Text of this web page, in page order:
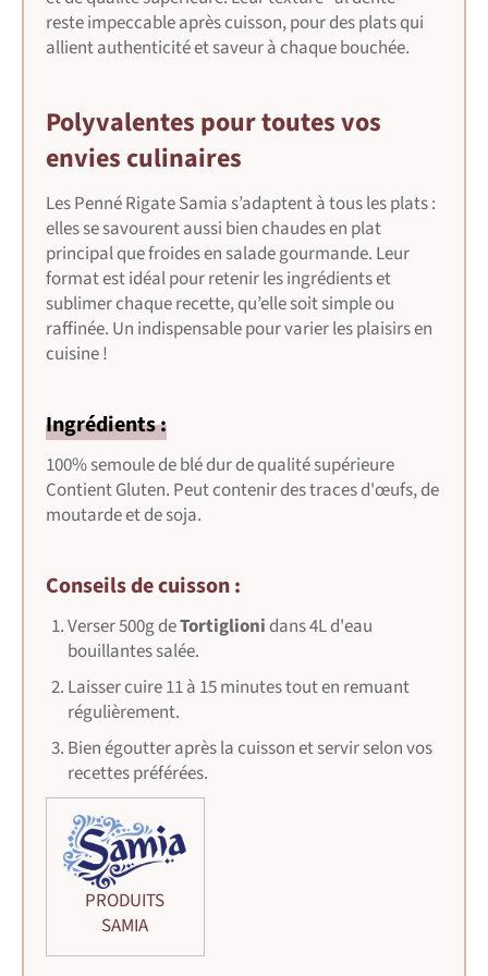
reste impeccable après cuisson, pour des plats qui
allient authenticité et saveur à chaque bouchée.
Polyvalentes pour toutes vos
envies culinaires
Les Penné Rigate Samia s’adaptent à tous les plats :
elles se savourent aussi bien chaudes en plat
principal que froides en salade gourmande. Leur
format est idéal pour retenir les ingrédients et
sublimer chaque recette, qu’elle soit simple ou
raffinée. Un indispensable pour varier les plaisirs en
cuisine !
Ingrédients :
100% semoule de blé dur de qualité supérieure
Contient Gluten. Peut contenir des traces d'œufs, de
moutarde et de soja.
Conseils de cuisson :
Verser 500g deTortiglionidans 4L d'eau
bouillantes salée.
Laisser cuire 11 à 15 minutes tout en remuant
régulièrement.
Bien égoutter après la cuisson et servir selon vos
recettes préférées.
PRODUITS
SAMIA